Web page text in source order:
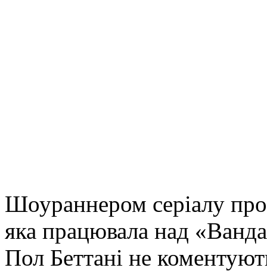
Шоураннером серіалу
яка працювала над
Пол Беттані не